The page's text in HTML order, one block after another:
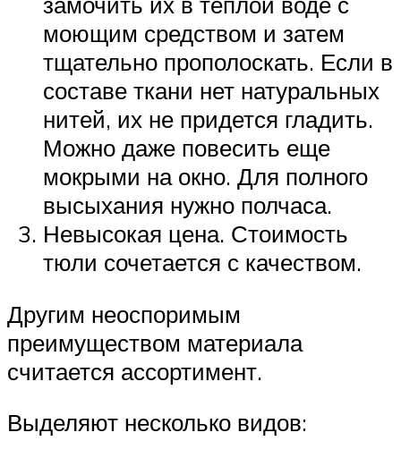
моющим средством и затем
тщательно прополоскать. Если в
составе ткани нет натуральных
нитей, их не придется гладить.
Можно даже повесить еще
мокрыми на окно. Для полного
высыхания нужно полчаса.
Невысокая цена. Стоимость
тюли сочетается с качеством.
Другим неоспоримым
преимуществом материала
считается ассортимент.
Выделяют несколько видов: